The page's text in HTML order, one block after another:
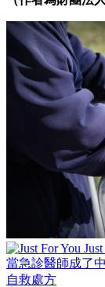
當急診醫師成了
自救處方